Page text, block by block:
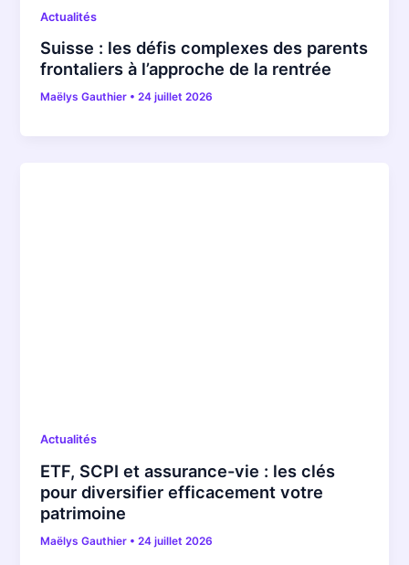
Actualités
Suisse : les défis complexes des parents
frontaliers à l’approche de la rentrée
Maëlys Gauthier •24 juillet 2026
Actualités
ETF, SCPI et assurance-vie : les clés
pour diversifier efficacement votre
patrimoine
Maëlys Gauthier •24 juillet 2026